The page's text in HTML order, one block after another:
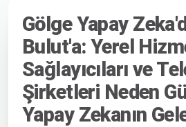
Gölge Yapay
Bulut'a: Yerel
Sağlayıcıları ve
Şirketleri Neden
Yapay Zekanın